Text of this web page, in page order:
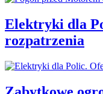
Elektryki dla
rozpatrzenia